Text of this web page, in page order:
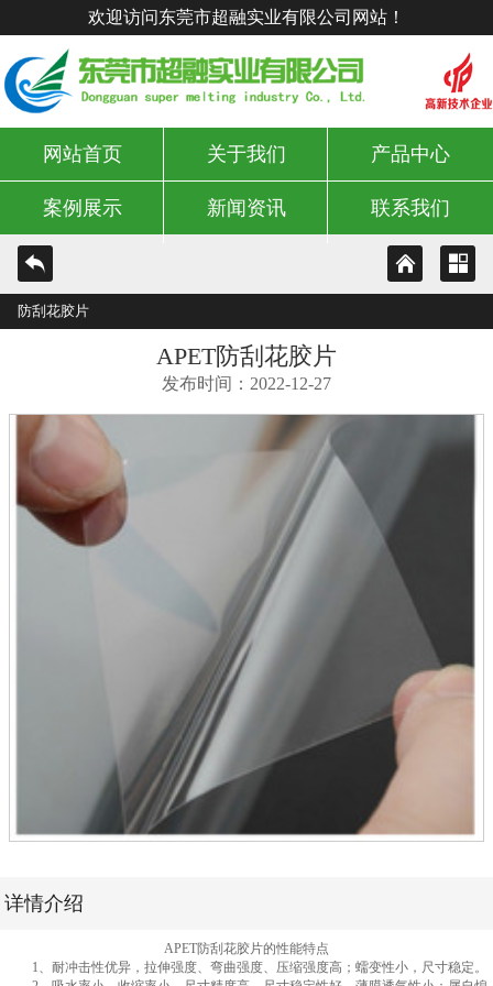
欢迎访问东莞市超融实业有限公司网站！
网站首页 关于我们 产品中心
案例展示 新闻资讯 联系我们
防刮花胶片
APET防刮花胶片
发布时间：2022-12-27
详情介绍
APET防刮花胶片的性能特点
1、耐冲击性优异，拉伸强度、弯曲强度、压缩强度高；蠕变性小，尺寸稳定。